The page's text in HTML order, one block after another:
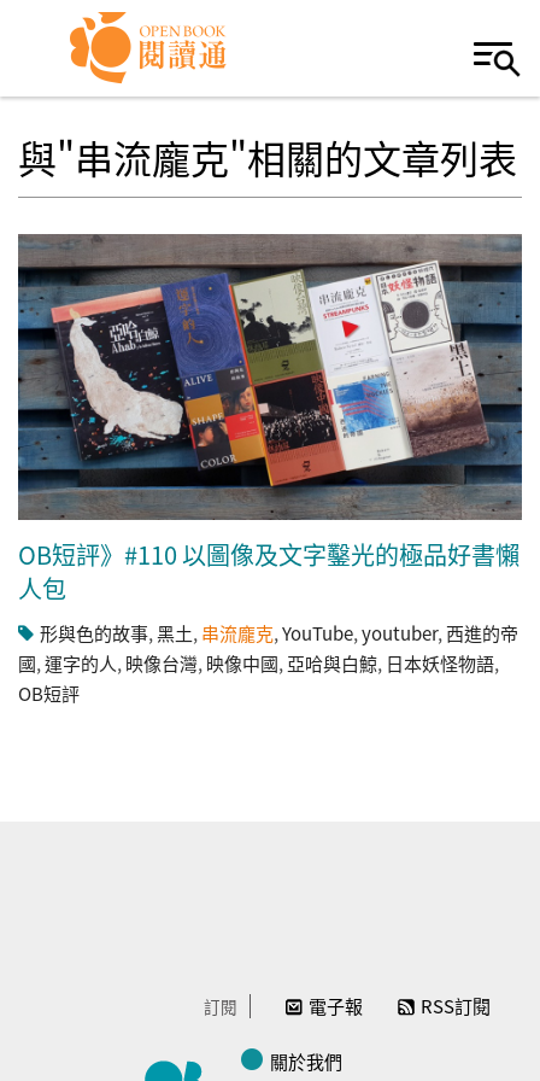
Skip to navigation
移至主內容
與"串流龐克"相關的文章列表
OB短評》#110 以圖像及文字鑿光的極品好書懶
人包
形與色的故事,黑土, 串流龐克,YouTube,youtuber,西進的帝
國,運字的人, 映像台灣, 映像中國, 亞哈與白鯨, 日本妖怪物語,
OB短評
訂閱 電子報 RSS訂閱
關於我們